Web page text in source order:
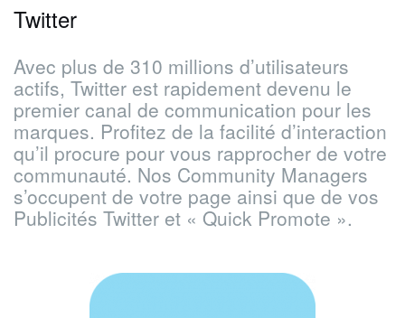
Twitter
Avec plus de 310 millions d’utilisateurs
actifs, Twitter est rapidement devenu le
premier canal de communication pour les
marques. Profitez de la facilité d’interaction
qu’il procure pour vous rapprocher de votre
communauté. Nos Community Managers
s’occupent de votre page ainsi que de vos
Publicités Twitter et « Quick Promote ».